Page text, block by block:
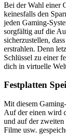
Bei der Wahl einer
keinesfalls den
jeden Gaming-
sorgfältig auf die
sicherzustellen,
erstrahlen. Denn
Schlüssel zu einer
dich in virtuelle
Festplatten
Mit diesem
Auf der einen wird
und auf der zweiten
Filme usw.